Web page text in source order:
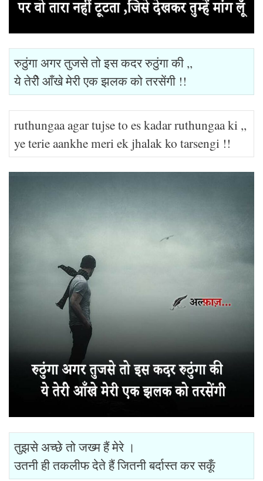
रुठुंगा अगर तुजसे तो इस कदर रुठुंगा की ,,
ये तेरीे आँखे मेरी एक झलक को तरसेंगी !!
ruthungaa agar tujse to es kadar ruthungaa ki ,,
ye terie aankhe meri ek jhalak ko tarsengi !!
तुझसे अच्छे तो जख्म हैं मेरे ।
उतनी ही तकलीफ देते हैं जितनी बर्दास्त कर सकूँ